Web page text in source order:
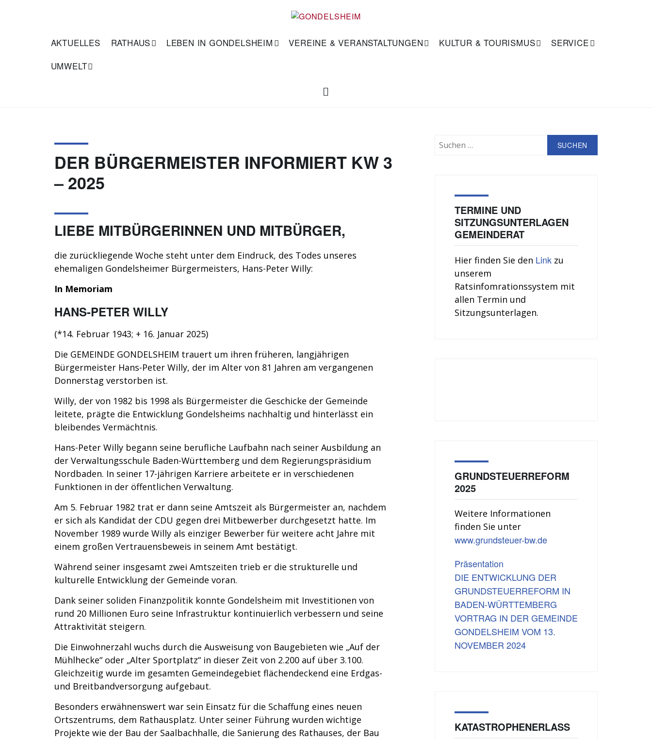
AKTUELLES RATHAUS LEBEN IN GONDELSHEIM VEREINE & VERANSTALTUNGEN KULTUR & TOURISMUS
SERVICE
UMWELT
DER BÜRGERMEISTER INFORMIERT KW 3
– 2025
LIEBE MITBÜRGERINNEN UND MITBÜRGER,
die zurückliegende Woche steht unter dem Eindruck, des Todes unseres
ehemaligen Gondelsheimer Bürgermeisters, Hans-Peter Willy:
In Memoriam
HANS-PETER WILLY
(*14. Februar 1943; + 16. Januar 2025)
Die GEMEINDE GONDELSHEIM trauert um ihren früheren, langjährigen
Bürgermeister Hans-Peter Willy, der im Alter von 81 Jahren am vergangenen
Donnerstag verstorben ist.
Willy, der von 1982 bis 1998 als Bürgermeister die Geschicke der Gemeinde
leitete, prägte die Entwicklung Gondelsheims nachhaltig und hinterlässt ein
bleibendes Vermächtnis.
Hans-Peter Willy begann seine berufliche Laufbahn nach seiner Ausbildung an
der Verwaltungsschule Baden-Württemberg und dem Regierungspräsidium
Nordbaden. In seiner 17-jährigen Karriere arbeitete er in verschiedenen
Funktionen in der öffentlichen Verwaltung.
Am 5. Februar 1982 trat er dann seine Amtszeit als Bürgermeister an, nachdem
er sich als Kandidat der CDU gegen drei Mitbewerber durchgesetzt hatte. Im
November 1989 wurde Willy als einziger Bewerber für weitere acht Jahre mit
einem großen Vertrauensbeweis in seinem Amt bestätigt.
Während seiner insgesamt zwei Amtszeiten trieb er die strukturelle und
kulturelle Entwicklung der Gemeinde voran.
Dank seiner soliden Finanzpolitik konnte Gondelsheim mit Investitionen von
rund 20 Millionen Euro seine Infrastruktur kontinuierlich verbessern und seine
Attraktivität steigern.
Die Einwohnerzahl wuchs durch die Ausweisung von Baugebieten wie „Auf der
Mühlhecke“ oder „Alter Sportplatz“ in dieser Zeit von 2.200 auf über 3.100.
Gleichzeitig wurde im gesamten Gemeindegebiet flächendeckend eine Erdgas-
und Breitbandversorgung aufgebaut.
Besonders erwähnenswert war sein Einsatz für die Schaffung eines neuen
Ortszentrums, dem Rathausplatz. Unter seiner Führung wurden wichtige
Projekte wie der Bau der Saalbachhalle, die Sanierung des Rathauses, der Bau
nach:
TERMINE UND
SITZUNGSUNTERLAGEN
GEMEINDERAT
Hier finden Sie den Link zu
unserem
Ratsinfomrationssystem mit
allen Termin und
Sitzungsunterlagen.
GRUNDSTEUERREFORM
2025
Weitere Informationen
finden Sie unter
www.grundsteuer-bw.de
Präsentation
DIE ENTWICKLUNG DER
GRUNDSTEUERREFORM IN
BADEN-WÜRTTEMBERG
VORTRAG IN DER GEMEINDE
GONDELSHEIM VOM 13.
NOVEMBER 2024
KATASTROPHENERLASS